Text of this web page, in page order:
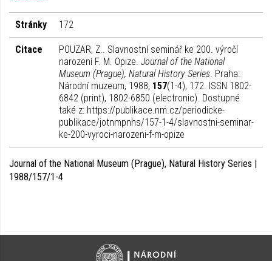
Stránky 172
Citace
POUZAR, Z.. Slavnostní seminář ke 200. výročí
narození F. M. Opize. Journal of the National
Museum (Prague), Natural History Series. Praha:
Národní muzeum, 1988, 157(1-4), 172. ISSN 1802-
6842 (print), 1802-6850 (electronic). Dostupné
také z: https://publikace.nm.cz/periodicke-
publikace/jotnmpnhs/157-1-4/slavnostni-seminar-
ke-200-vyroci-narozeni-f-m-opize
Journal of the National Museum (Prague), Natural History Series |
1988/157/1-4